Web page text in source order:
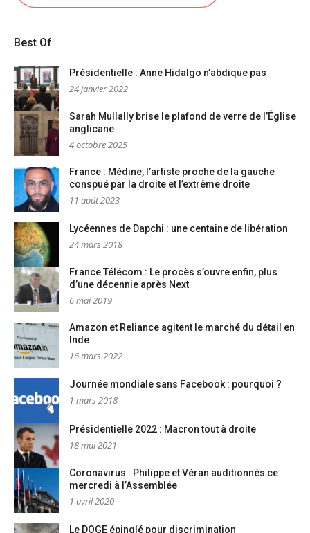
Best Of
Présidentielle : Anne Hidalgo n’abdique pas
24 janvier 2022
Sarah Mullally brise le plafond de verre de l’Église
anglicane
4 octobre 2025
France : Médine, l’artiste proche de la gauche
conspué par la droite et l’extrême droite
11 août 2023
Lycéennes de Dapchi : une centaine de libération
24 mars 2018
France Télécom : Le procès s’ouvre enfin, plus
d’une décennie après Next
6 mai 2019
Amazon et Reliance agitent le marché du détail en
Inde
16 mars 2022
Journée mondiale sans Facebook : pourquoi ?
1 mars 2018
Présidentielle 2022 : Macron tout à droite
18 mai 2021
Coronavirus : Philippe et Véran auditionnés ce
mercredi à l’Assemblée
1 avril 2020
Le DOGE épinglé pour discrimination